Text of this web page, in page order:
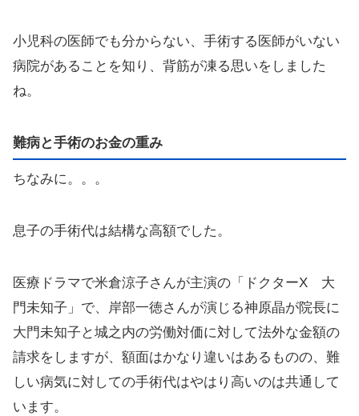
小児科の医師でも分からない、手術する医師がいない
病院があることを知り、背筋が凍る思いをしました
ね。
難病と手術のお金の重み
ちなみに。。。
息子の手術代は結構な高額でした。
医療ドラマで米倉涼子さんが主演の「ドクターX 大
門未知子」で、岸部一徳さんが演じる神原晶が院長に
大門未知子と城之内の労働対価に対して法外な金額の
請求をしますが、額面はかなり違いはあるものの、難
しい病気に対しての手術代はやはり高いのは共通して
います。